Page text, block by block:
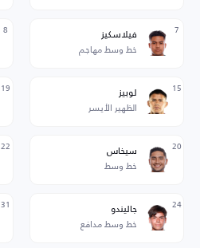
7 فيلاسكيز
خط وسط مهاجم
8
15 لوبيز
الظهير الأيسر
19
20 سيخاس
خط وسط
22
24 جاليندو
خط وسط مدافع
31